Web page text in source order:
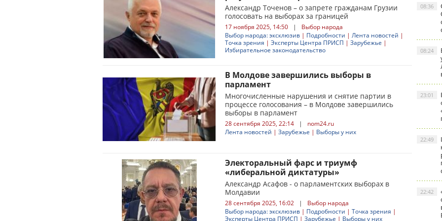
Александр Точенов – о запрете гражданам Грузии
голосовать на выборах за границей
17 ноября 2025, 14:50 |
Выбор народа
Выбор народа: эксклюзив | Подробности | Лента новостей |
Точка зрения | Эксперты Центра ПРИСП | Зарубежье |
Избирательное законодательство
В Молдове завершились выборы в
парламент
Многочисленные нарушения и снятие партии в
процессе голосования – в Молдове завершились
выборы в парламент
28 сентября 2025, 22:14 |
nom24.ru
Лента новостей | Зарубежье | Выборы у них
Электоральный фарс и триумф
«либеральной диктатуры»
Александр Асафов - о парламентских выборах в
Молдавии
28 сентября 2025, 16:02 |
Выбор народа
Выбор народа: эксклюзив | Подробности | Точка зрения |
Эксперты Центра ПРИСП | Зарубежье | Выборы у них
08:36
08:24
23:01
22:49
22:42